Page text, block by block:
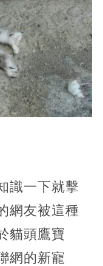
識一下就擊
網友被這種
貓頭鷹寶
網的新寵